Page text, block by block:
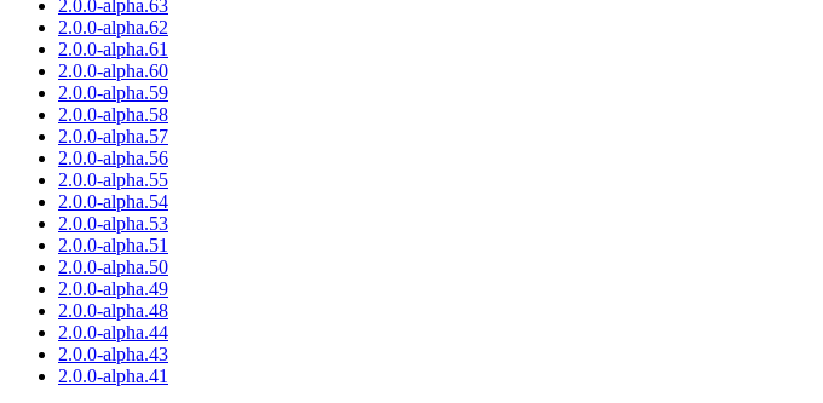
2.0.0-alpha.63
2.0.0-alpha.62
2.0.0-alpha.61
2.0.0-alpha.60
2.0.0-alpha.59
2.0.0-alpha.58
2.0.0-alpha.57
2.0.0-alpha.56
2.0.0-alpha.55
2.0.0-alpha.54
2.0.0-alpha.53
2.0.0-alpha.51
2.0.0-alpha.50
2.0.0-alpha.49
2.0.0-alpha.48
2.0.0-alpha.44
2.0.0-alpha.43
2.0.0-alpha.41